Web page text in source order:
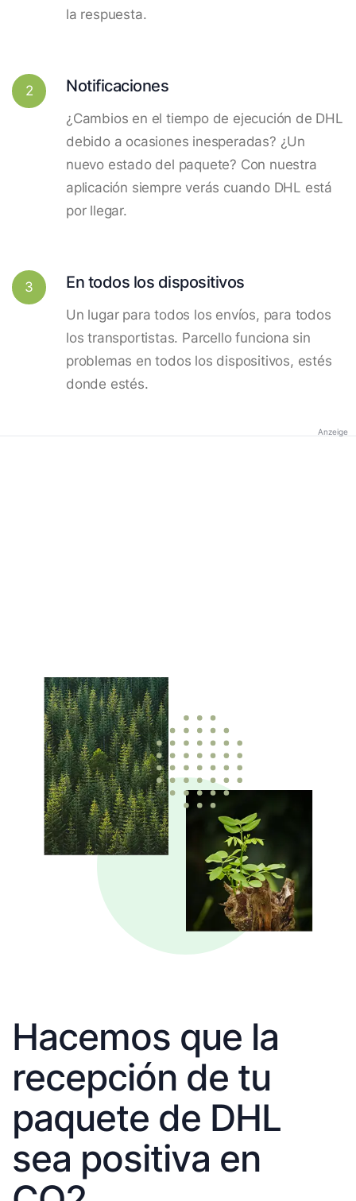
la respuesta.
2 Notificaciones
¿Cambios en el tiempo de ejecución de DHL
debido a ocasiones inesperadas? ¿Un
nuevo estado del paquete? Con nuestra
aplicación siempre verás cuando DHL está
por llegar.
3 En todos los dispositivos
Un lugar para todos los envíos, para todos
los transportistas. Parcello funciona sin
problemas en todos los dispositivos, estés
donde estés.
Anzeige
Hacemos que la
recepción de tu
paquete de DHL
sea positiva en